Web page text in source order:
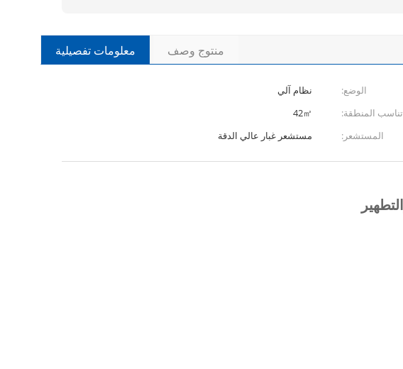
معلومات تفصيلية منتوج وصف
الوضع:
نظام آلي
تناسب المنطقة:
42㎡
المستشعر: مستشعر غبار عالي الدقة